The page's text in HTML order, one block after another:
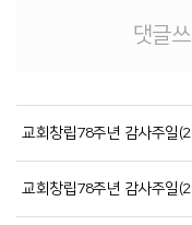
댓글
교회창립78주년 감사주일
교회창립78주년 감사주일